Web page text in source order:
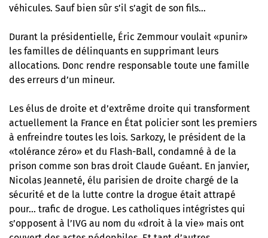
véhicules. Sauf bien sûr s’il s’agit de son fils…
Durant la présidentielle, Éric Zemmour voulait «punir»
les familles de délinquants en supprimant leurs
allocations. Donc rendre responsable toute une famille
des erreurs d’un mineur.
Les élus de droite et d’extrême droite qui transforment
actuellement la France en État policier sont les premiers
à enfreindre toutes les lois. Sarkozy, le président de la
«tolérance zéro» et du Flash-Ball, condamné à de la
prison comme son bras droit Claude Guéant. En janvier,
Nicolas Jeanneté, élu parisien de droite chargé de la
sécurité et de la lutte contre la drogue était attrapé
pour… trafic de drogue. Les catholiques intégristes qui
s’opposent à l’IVG au nom du «droit à la vie» mais ont